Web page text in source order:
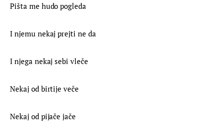
Pišta me hudo pogleda
I njemu nekaj prejti ne da
I njega nekaj sebi vleče
Nekaj od birtije veče
Nekaj od pijače jače